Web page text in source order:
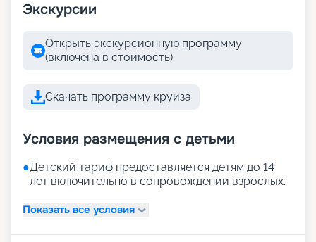
Экскурсии
Открыть экскурсионную программу
(включена в стоимость)
Скачать программу круиза
Условия размещения с детьми
●Детский тариф предоставляется детям до 14
лет включительно в сопровождении взрослых.
Показать все условия